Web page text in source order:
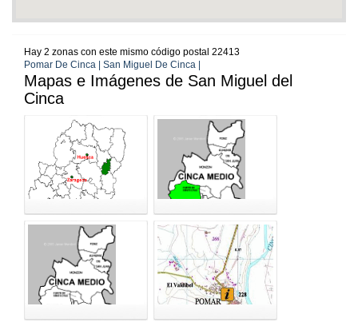
Hay 2 zonas con este mismo código postal 22413
Pomar De Cinca | San Miguel De Cinca |
Mapas e Imágenes de San Miguel del
Cinca